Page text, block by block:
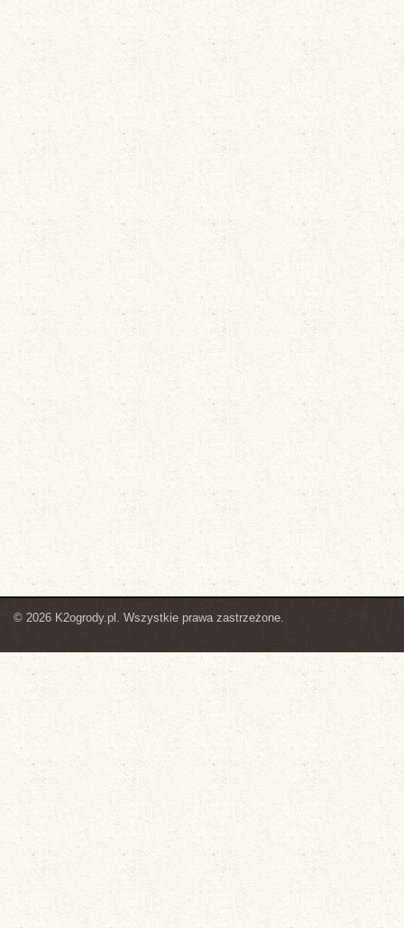
© 2026 K2ogrody.pl. Wszystkie prawa zastrzeżone.